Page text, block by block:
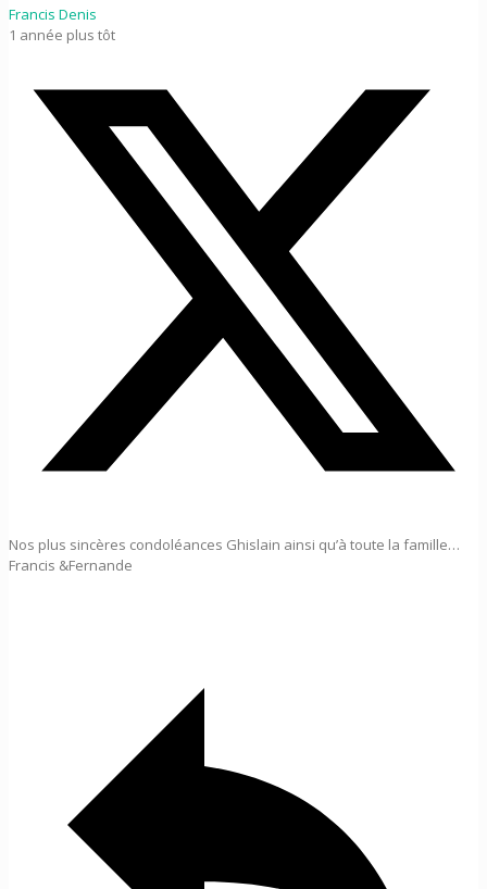
Francis Denis
1 année plus tôt
Nos plus sincères condoléances Ghislain ainsi qu’à toute la famille…
Francis &Fernande